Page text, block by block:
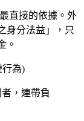
直接的依據。外
身分法益」，只
。
行為)
，連帶負